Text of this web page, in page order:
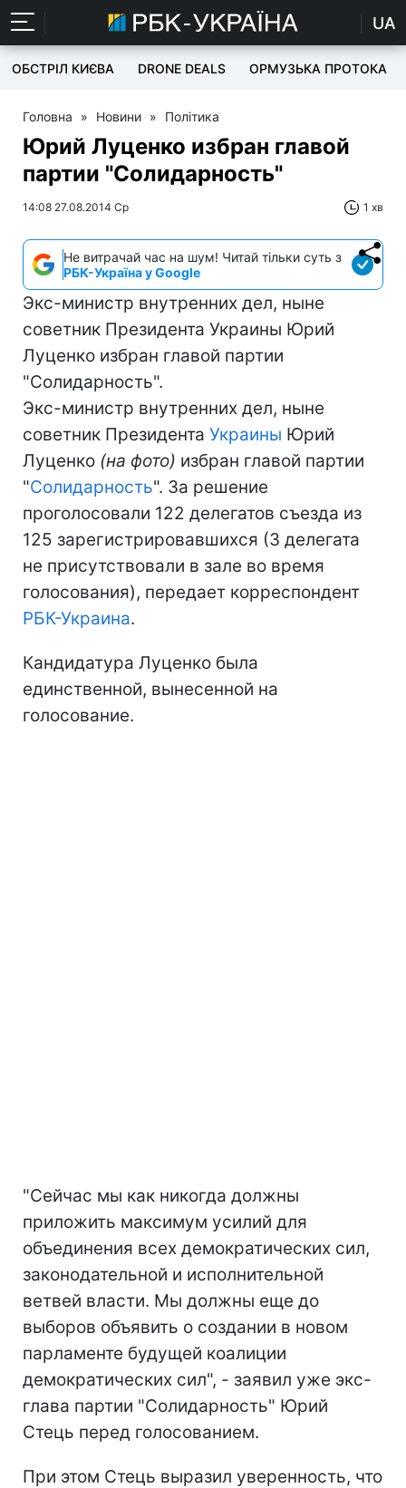
UA
ОБСТРІЛ КИЄВА DRONE DEALS ОРМУЗЬКА ПРОТОКА
Головна » Новини » Політика
Юрий Луценко избран главой
партии "Солидарность"
14:08 27.08.2014 Ср 1 хв
Не витрачай час на шум! Читай тільки суть з
РБК-Україна у Google
Экс-министр внутренних дел, ныне
советник Президента Украины Юрий
Луценко избран главой партии
"Солидарность".
Экс-министр внутренних дел, ныне
советник Президента Украины Юрий
Луценко (на фото) избран главой партии
"Солидарность". За решение
проголосовали 122 делегатов съезда из
125 зарегистрировавшихся (3 делегата
не присутствовали в зале во время
голосования), передает корреспондент
РБК-Украина.
Кандидатура Луценко была
единственной, вынесенной на
голосование.
"Сейчас мы как никогда должны
приложить максимум усилий для
объединения всех демократических сил,
законодательной и исполнительной
ветвей власти. Мы должны еще до
выборов объявить о создании в новом
парламенте будущей коалиции
демократических сил", - заявил уже экс-
глава партии "Солидарность" Юрий
Стець перед голосованием.
При этом Стець выразил уверенность, что